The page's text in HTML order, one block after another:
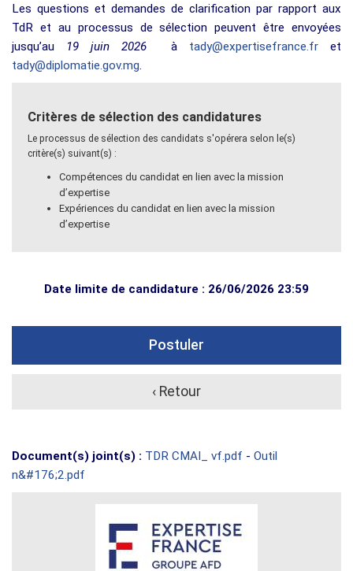
Les questions et demandes de clarification par rapport aux
TdR et au processus de sélection peuvent être envoyées
jusqu’au
19 juin 2026 à tady@expertisefrance.fret
tady@diplomatie.gov.mg.
Critères de sélection des candidatures
Le processus de sélection des candidats s'opérera selon le(s)
critère(s) suivant(s) :
Compétences du candidat en lien avec la mission
d’expertise
Expériences du candidat en lien avec la mission
d’expertise
Date limite de candidature : 26/06/2026 23:59
Postuler
‹ Retour
Document(s) joint(s) : TDR CMAI_ vf.pdf - Outil
n&#176;2.pdf